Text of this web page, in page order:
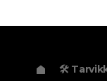
🛠️